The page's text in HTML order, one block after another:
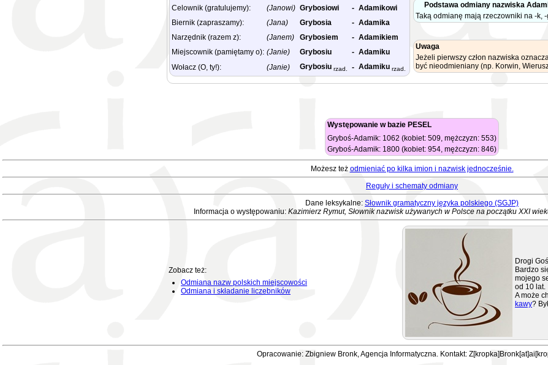
Celownik (gratulujemy):
(Janowi) Grybosiowi - Adamikowi
Biernik (zapraszamy):
(Jana) Grybosia - Adamika
Narzędnik (razem z):
(Janem) Grybosiem - Adamikiem
Miejscownik (pamiętamy o): (Janie) Grybosiu - Adamiku
Wołacz (O, ty!):
(Janie) Grybosiu rzad. - Adamiku rzad.
Podstawa odmiany nazwiska
Taką odmianę mają rzeczowniki na -k, -
Uwaga
Jeżeli pierwszy człon nazwiska
być nieodmieniany (np. Korwin,
Występowanie w bazie PESEL
Gryboś-Adamik: 1062 (kobiet: 509, mężczyzn: 553)
Gryboś-Adamik: 1800 (kobiet: 954, mężczyzn: 846)
Możesz też odmieniać po kilka imion i nazwisk jednocześnie.
Reguły i schematy odmiany
Dane leksykalne: Słownik gramatyczny języka polskiego (SGJP)
Informacja o występowaniu: Kazimierz Rymut, Słownik nazwisk używanych w Polsce na początku XXI
Zobacz też:
Odmiana nazw polskich miejscowości
Odmiana i składanie liczebników
Drogi
Bardzo
mojego
od 10 lat.
A może
kawy?
Opracowanie: Zbigniew Bronk, Agencja Informatyczna. Kontakt: